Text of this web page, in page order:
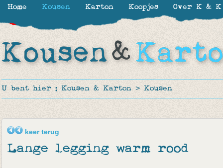
U bent hier : Kousen & Karton > Kousen
keer terug
Lange legging warm rood
Home Kousen Karton Koopjes Over K & K